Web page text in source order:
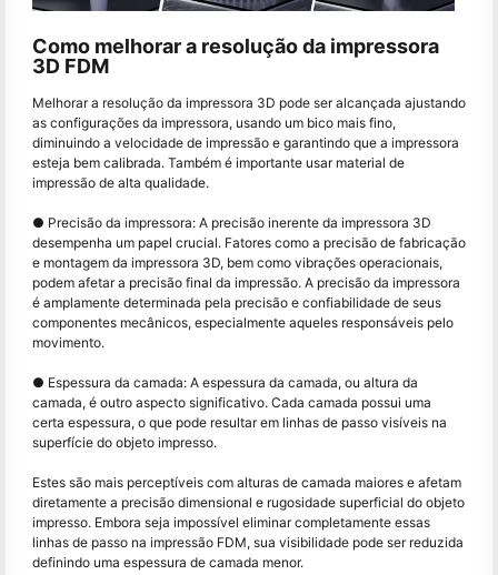
Como melhorar a resolução da impressora
3D FDM
Melhorar a resolução da impressora 3D pode ser alcançada ajustando
as configurações da impressora, usando um bico mais fino,
diminuindo a velocidade de impressão e garantindo que a impressora
esteja bem calibrada. Também é importante usar material de
impressão de alta qualidade.
● Precisão da impressora: A precisão inerente da impressora 3D
desempenha um papel crucial. Fatores como a precisão de fabricação
e montagem da impressora 3D, bem como vibrações operacionais,
podem afetar a precisão final da impressão. A precisão da impressora
é amplamente determinada pela precisão e confiabilidade de seus
componentes mecânicos, especialmente aqueles responsáveis pelo
movimento.
● Espessura da camada: A espessura da camada, ou altura da
camada, é outro aspecto significativo. Cada camada possui uma
certa espessura, o que pode resultar em linhas de passo visíveis na
superfície do objeto impresso.
Estes são mais perceptíveis com alturas de camada maiores e afetam
diretamente a precisão dimensional e rugosidade superficial do objeto
impresso. Embora seja impossível eliminar completamente essas
linhas de passo na impressão FDM, sua visibilidade pode ser reduzida
definindo uma espessura de camada menor.